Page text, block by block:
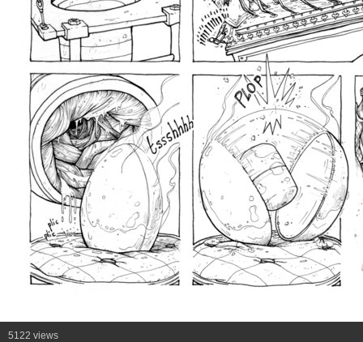
5122 views